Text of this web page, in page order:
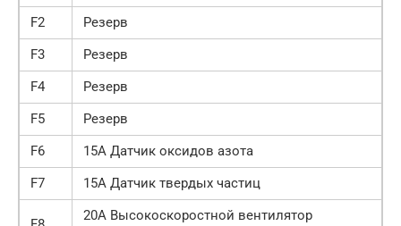
F2
Резерв
F3
Резерв
F4
Резерв
F5
Резерв
F6
15А Датчик оксидов азота
F7
15А Датчик твердых частиц
20А Высокоскоростной вентилятор